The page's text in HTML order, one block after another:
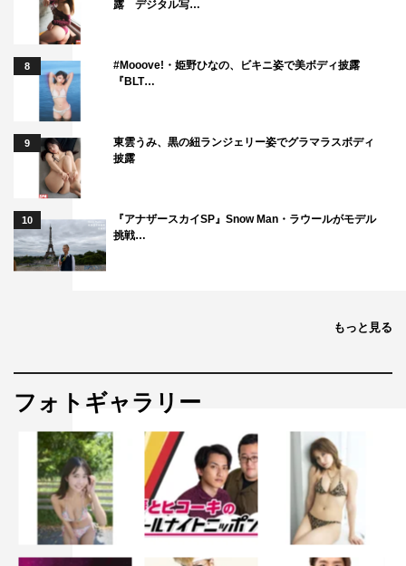
露 デジタル写…
8
#Mooove!・姫野ひなの、ビキニ姿で美ボディ披露
『BLT…
9
東雲うみ、黒の紐ランジェリー姿でグラマラスボディ
披露
10
『アナザースカイSP』Snow Man・ラウールがモデル
挑戦…
もっと見る
フォトギャラリー